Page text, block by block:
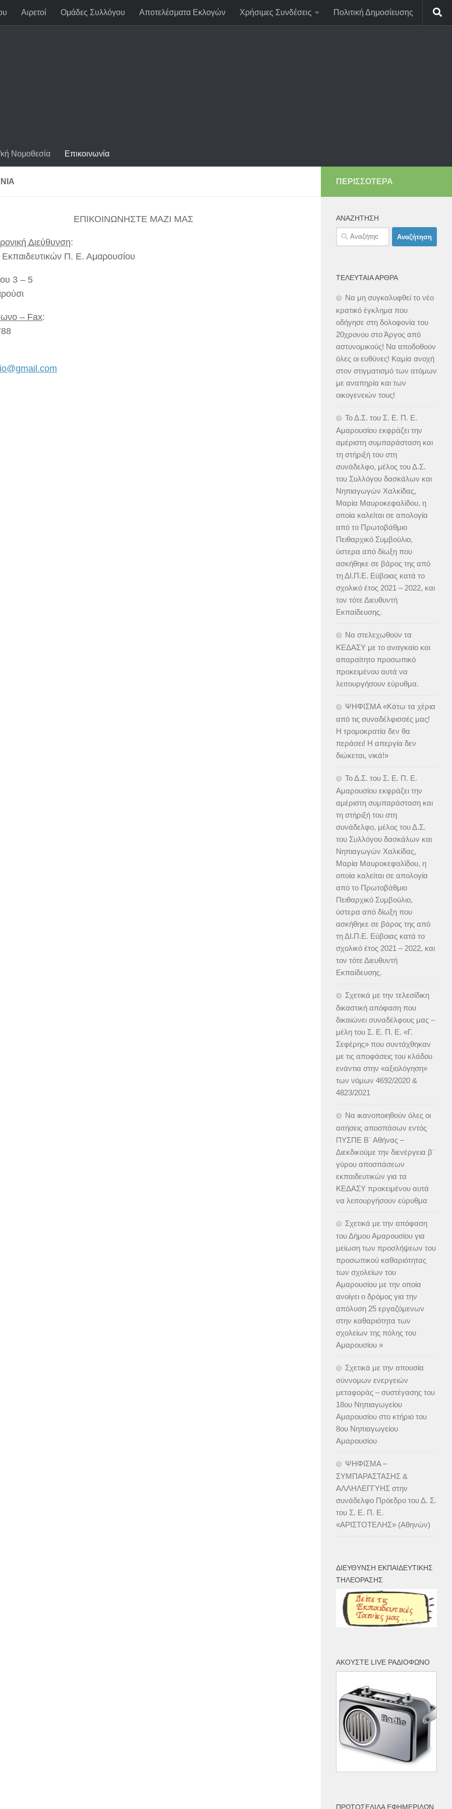
Αιρετοί Ομάδες Συλλόγου Αποτελέσματα Εκλογών Χρήσιμες Συνδέσεις Πολιτική Δημοσίευσης
Νομοθεσία Επικοινωνία
ΕΠΙΚΟΙΝΩΝΗΣΤΕ ΜΑΖΙ ΜΑΣ
Διεύθυνση:
Π. Ε. Αμαρουσίου
3 – 5
– Fax:
ΠΕΡΙΣΣΌΤΕΡΑ
ΑΝΑΖΉΤΗΣΗ
Αναζήτηση
για:
ΤΕΛΕΥΤΑΊΑ ΆΡΘΡΑ
Να μη συγκαλυφθεί το νέο
κρατικό έγκλημα που
οδήγησε στη δολοφονία του
20χρονου στο Άργος από
αστυνομικούς! Να αποδοθούν
όλες οι ευθύνες! Καμία ανοχή
στον στιγματισμό των ατόμων
με αναπηρία και των
οικογενειών τους!
Το Δ.Σ. του Σ. Ε. Π. Ε.
Αμαρουσίου εκφράζει την
αμέριστη συμπαράσταση και
τη στήριξή του στη
συνάδελφο, μέλος του Δ.Σ.
του Συλλόγου δασκάλων και
Νηπιαγωγών Χαλκίδας,
Μαρία Μαυροκεφαλίδου, η
οποία καλείται σε απολογία
από το Πρωτοβάθμιο
Πειθαρχικό Συμβούλιο,
ύστερα από δίωξη που
ασκήθηκε σε βάρος της από
τη ΔΙ.Π.Ε. Εύβοιας κατά το
σχολικό έτος 2021 – 2022, και
τον τότε Διευθυντή
Εκπαίδευσης.
Να στελεχωθούν τα
ΚΕΔΑΣΥ με το αναγκαίο και
απαραίτητο προσωπικό
προκειμένου αυτά να
λειτουργήσουν εύρυθμα.
ΨΗΦΙΣΜΑ «Κάτω τα χέρια
από τις συναδέλφισσές μας!
Η τρομοκρατία δεν θα
περάσει! Η απεργία δεν
διώκεται, νικά!»
Το Δ.Σ. του Σ. Ε. Π. Ε.
Αμαρουσίου εκφράζει την
αμέριστη συμπαράσταση και
τη στήριξή του στη
συνάδελφο, μέλος του Δ.Σ.
του Συλλόγου δασκάλων και
Νηπιαγωγών Χαλκίδας,
Μαρία Μαυροκεφαλίδου, η
οποία καλείται σε απολογία
από το Πρωτοβάθμιο
Πειθαρχικό Συμβούλιο,
ύστερα από δίωξη που
ασκήθηκε σε βάρος της από
τη ΔΙ.Π.Ε. Εύβοιας κατά το
σχολικό έτος 2021 – 2022, και
τον τότε Διευθυντή
Εκπαίδευσης.
Σχετικά με την τελεσίδικη
δικαστική απόφαση που
δικαιώνει συναδέλφους μας –
μέλη του Σ. Ε. Π. Ε. «Γ.
Σεφέρης» που συντάχθηκαν
με τις αποφάσεις του κλάδου
ενάντια στην «αξιολόγηση»
των νόμων 4692/2020 &
4823/2021
Να ικανοποιηθούν όλες οι
αιτήσεις αποσπάσων εντός
ΠΥΣΠΕ Β΄ Αθήνας –
Διεκδικούμε την διενέργεια β΄
γύρου αποσπάσεων
εκπαιδευτικών για τα
ΚΕΔΑΣΥ προκειμένου αυτά
να λειτουργήσουν εύρυθμα
Σχετικά με την απόφαση
του Δήμου Αμαρουσίου για
μείωση των προσλήψεων του
προσωπικού καθαριότητας
των σχολείων του
Αμαρουσίου με την οποία
ανοίγει ο δρόμος για την
απόλυση 25 εργαζόμενων
στην καθαριότητα των
σχολείων της πόλης του
Αμαρουσίου »
Σχετικά με την απουσία
σύννομων ενεργειών
μεταφοράς – συστέγασης του
18ου Νηπιαγωγείου
Αμαρουσίου στο κτήριο του
8ου Νηπιαγωγείου
Αμαρουσίου
ΨΗΦΙΣΜΑ –
ΣΥΜΠΑΡΑΣΤΑΣΗΣ &
ΑΛΛΗΛΕΓΓΥΗΣ στην
συνάδελφο Πρόεδρο του Δ. Σ.
του Σ. Ε. Π. Ε.
«ΑΡΙΣΤΟΤΕΛΗΣ» (Αθηνών)
ΔΙΕΎΘΥΝΣΗ ΕΚΠΑΙΔΕΥΤΙΚΉΣ
ΤΗΛΕΌΡΑΣΗΣ
ΑΚΟΎΣΤΕ LIVE ΡΑΔΙΌΦΩΝΟ
ΠΡΩΤΟΣΈΛΙΔΑ ΕΦΗΜΕΡΊΔΩΝ